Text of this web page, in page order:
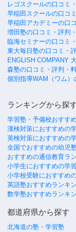
レゴスクールの口コミ
早稲田スクールの口コ
早稲田アカデミーの口
増田塾の口コミ・評判
臨海セミナーの口コミ
東大毎日塾の口コミ・
ENGLISH COMPANY
森塾の口コミ・評判・
個別指導WAM（ワム
ランキングから探
学習塾・予備校おすす
漢検対策におすすめの
英検対策におすすめの
全国でおすすめの幼児
おすすめの通信教育ラ
小学生におすすめの学
小学校受験におすすめ
英語塾おすすめランキ
数学塾おすすめランキ
都道府県から探す
北海道の塾・学習塾